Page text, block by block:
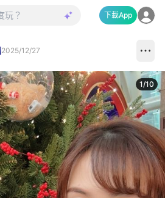
下載App
2025/12/27
1/10